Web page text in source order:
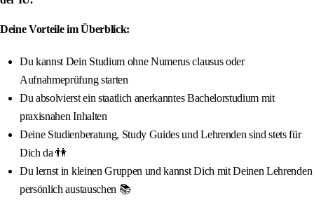
Deine Vorteile im Überblick:
Du kannst Dein Studium ohne Numerus clausus oder
Aufnahmeprüfung starten
Du absolvierst ein staatlich anerkanntes Bachelorstudium mit
praxisnahen Inhalten
Deine Studienberatung, Study Guides und Lehrenden sind stets für
Dich da 👫
Du lernst in kleinen Gruppen und kannst Dich mit Deinen Lehrenden
persönlich austauschen 📚